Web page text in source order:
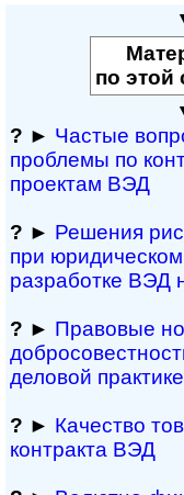
по этой
? ► Частые
проблемы по
проектам ВЭД
? ► Решения
при
разра­ботке ВЭД
? ► Правовые
деловой практике
? ► Качество
контракта ВЭД